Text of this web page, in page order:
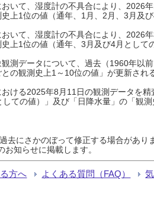
いて、湿度計の不具合により、2026
上1位の値（通年、1月、2月、3月及
いて、湿度計の不具合により、2026
上1位の値（通年、3月及び4月とし
測データについて、過去（1960年以
の観測史上1～10位の値」が更新され
ける2025年8月11日の観測データを
しての値）」及び「日降水量」の「
去にさかのぼって修正する場合があ
知らせに掲載します。
方へ よくある質問（FAQ）